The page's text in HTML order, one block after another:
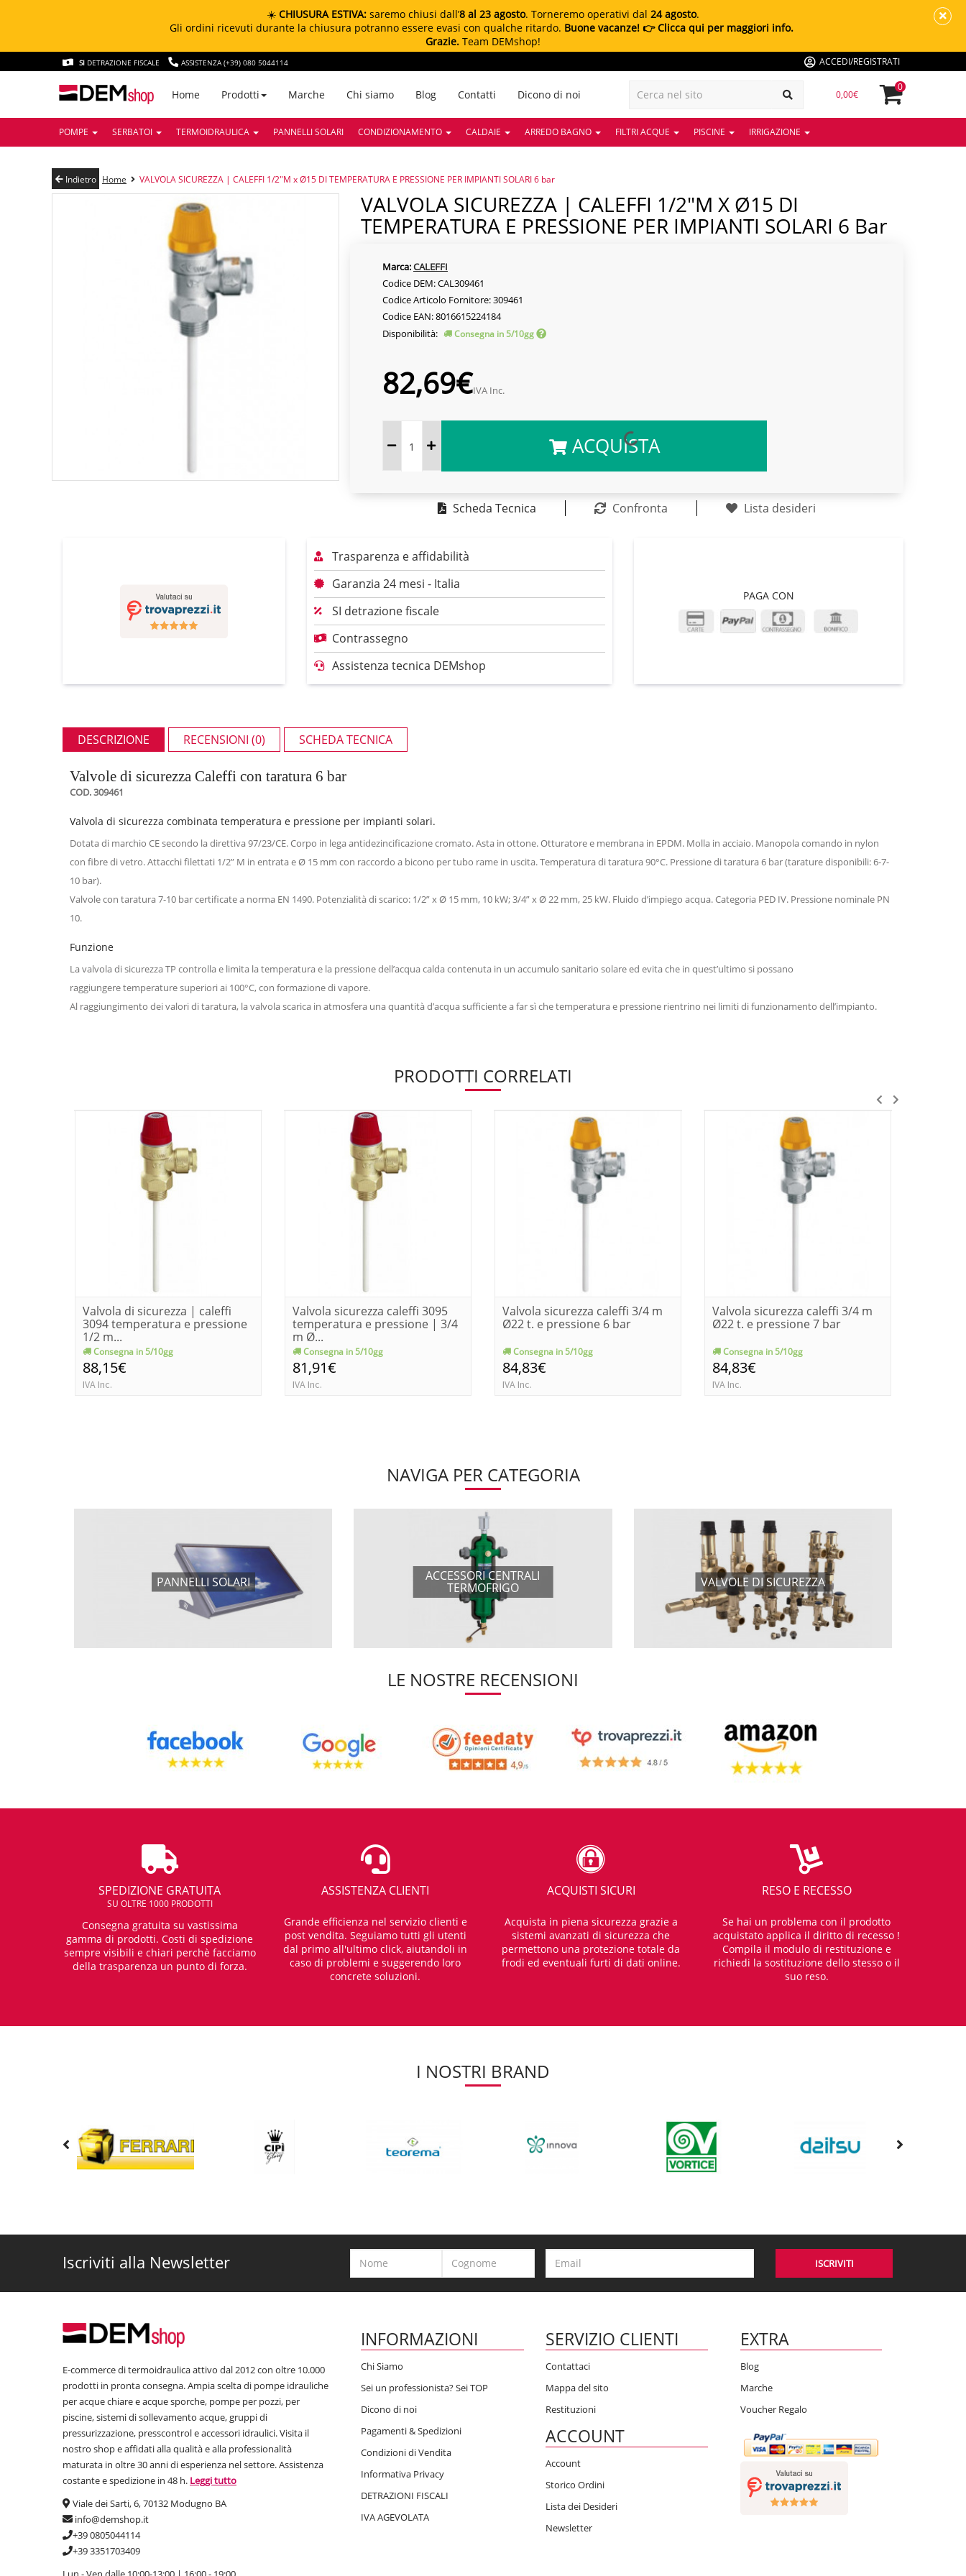
☀️ CHIUSURA ESTIVA: saremo chiusi dall’8 al 23 agosto. Torneremo operativi dal 24 agosto.
Gli ordini ricevuti durante la chiusura potranno essere evasi con qualche ritardo. Buone vacanze! 👉 Clicca qui per maggiori info.
Grazie. Team DEMshop!
SI DETRAZIONE FISCALE ASSISTENZA (+39) 080 5044114 ACCEDI/REGISTRATI
Home Prodotti Marche Chi siamo Blog Contatti Dicono di noi 0,00€
0
POMPE SERBATOI TERMOIDRAULICA PANNELLI SOLARI CONDIZIONAMENTO CALDAIE ARREDO BAGNO FILTRI ACQUE PISCINE IRRIGAZIONE
Indietro Home VALVOLA SICUREZZA | CALEFFI 1/2"M x Ø15 DI TEMPERATURA E PRESSIONE PER IMPIANTI SOLARI 6 bar
VALVOLA SICUREZZA | CALEFFI 1/2"M X Ø15 DI
TEMPERATURA E PRESSIONE PER IMPIANTI SOLARI 6 Bar
Marca:CALEFFI
Codice DEM: CAL309461
Codice Articolo Fornitore: 309461
Codice EAN: 8016615224184
Disponibilità:
Consegna in 5/10gg
82,69€IVA Inc.
ACQUISTA
Scheda Tecnica Confronta Lista desideri
Trasparenza e affidabilità
Garanzia 24 mesi - Italia
SI detrazione fiscale
Contrassegno
Assistenza tecnica DEMshop
PAGA CON
DESCRIZIONE RECENSIONI (0) SCHEDA TECNICA
Valvole di sicurezza Caleffi con taratura 6 bar
COD. 309461
Valvola di sicurezza combinata temperatura e pressione per impianti solari.
Dotata di marchio CE secondo la direttiva 97/23/CE. Corpo in lega antidezincificazione cromato. Asta in ottone. Otturatore e membrana in EPDM. Molla in acciaio. Manopola comando in nylon
con fibre di vetro. Attacchi filettati 1/2” M in entrata e Ø 15 mm con raccordo a bicono per tubo rame in uscita. Temperatura di taratura 90°C. Pressione di taratura 6 bar (tarature disponibili: 6-7-
10 bar).
Valvole con taratura 7-10 bar certificate a norma EN 1490. Potenzialità di scarico: 1/2” x Ø 15 mm, 10 kW; 3/4” x Ø 22 mm, 25 kW. Fluido d’impiego acqua. Categoria PED IV. Pressione nominale PN
10.
Funzione
La valvola di sicurezza TP controlla e limita la temperatura e la pressione dell’acqua calda contenuta in un accumulo sanitario solare ed evita che in quest’ultimo si possano
raggiungere temperature superiori ai 100°C, con formazione di vapore.
Al raggiungimento dei valori di taratura, la valvola scarica in atmosfera una quantità d’acqua sufficiente a far sì che temperatura e pressione rientrino nei limiti di funzionamento dell’impianto.
PRODOTTI CORRELATI
Valvola di sicurezza | caleffi
3094 temperatura e pressione
1/2 m...
Consegna in 5/10gg
88,15€
IVA Inc.
Valvola sicurezza caleffi 3095
temperatura e pressione | 3/4
m Ø...
Consegna in 5/10gg
81,91€
IVA Inc.
Valvola sicurezza caleffi 3/4 m
Ø22 t. e pressione 6 bar
Consegna in 5/10gg
84,83€
IVA Inc.
Valvola sicurezza caleffi 3/4 m
Ø22 t. e pressione 7 bar
Consegna in 5/10gg
84,83€
IVA Inc.
NAVIGA PER CATEGORIA
PANNELLI SOLARI ACCESSORI CENTRALI
TERMOFRIGO VALVOLE DI SICUREZZA
LE NOSTRE RECENSIONI
SPEDIZIONE GRATUITA
SU OLTRE 1000 PRODOTTI
Consegna gratuita su vastissima
gamma di prodotti. Costi di spedizione
sempre visibili e chiari perchè facciamo
della trasparenza un punto di forza.
ASSISTENZA CLIENTI
Grande efficienza nel servizio clienti e
post vendita. Seguiamo tutti gli utenti
dal primo all'ultimo click, aiutandoli in
caso di problemi e suggerendo loro
concrete soluzioni.
ACQUISTI SICURI
Acquista in piena sicurezza grazie a
sistemi avanzati di sicurezza che
permettono una protezione totale da
frodi ed eventuali furti di dati online.
RESO E RECESSO
Se hai un problema con il prodotto
acquistato applica il diritto di recesso !
Compila il modulo di restituzione e
richiedi la sostituzione dello stesso o il
suo reso.
I NOSTRI BRAND
Iscriviti alla Newsletter ISCRIVITI
E-commerce di termoidraulica attivo dal 2012 con oltre 10.000
prodotti in pronta consegna. Ampia scelta di pompe idrauliche
per acque chiare e acque sporche, pompe per pozzi, per
piscine, sistemi di sollevamento acque, gruppi di
pressurizzazione, presscontrol e accessori idraulici. Visita il
nostro shop e affidati alla qualità e alla professionalità
maturata in oltre 30 anni di esperienza nel settore. Assistenza
costante e spedizione in 48 h. Leggi tutto
Viale dei Sarti, 6, 70132 Modugno BA
info@demshop.it
+39 0805044114
+39 3351703409
INFORMAZIONI
Chi Siamo
Sei un professionista? Sei TOP
Dicono di noi
Pagamenti & Spedizioni
Condizioni di Vendita
Informativa Privacy
DETRAZIONI FISCALI
IVA AGEVOLATA
SERVIZIO CLIENTI
Contattaci
Mappa del sito
Restituzioni
ACCOUNT
Account
Storico Ordini
Lista dei Desideri
Newsletter
EXTRA
Blog
Marche
Voucher Regalo